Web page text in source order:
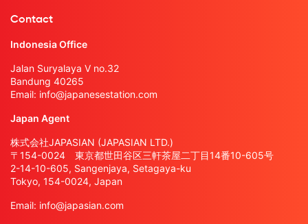
Contact
Indonesia Office
Jalan Suryalaya V no.32
Bandung 40265
Email: info@japanesestation.com
Japan Agent
株式会社JAPASIAN (JAPASIAN LTD.)
〒154-0024 東京都世田谷区三軒茶屋二丁目14番10-605号
2-14-10-605, Sangenjaya, Setagaya-ku
Tokyo, 154-0024, Japan
Email: info@japasian.com